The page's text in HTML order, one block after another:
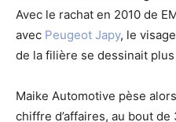
Avec le rachat en 2010 de
avec Peugeot Japy, le
de la filière se dessinait
Maike Automotive pèse
chiffre d’affaires, au bout de